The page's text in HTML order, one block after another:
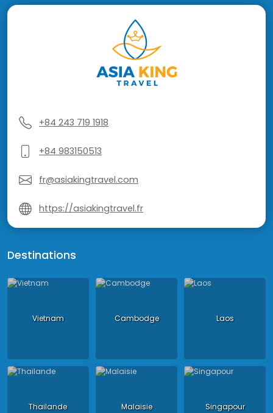
+84 243 719 1918
+84 983150513
fr@asiakingtravel.com
https://asiakingtravel.fr
Destinations
Vietnam Cambodge Laos
Thailande Malaisie Singapour